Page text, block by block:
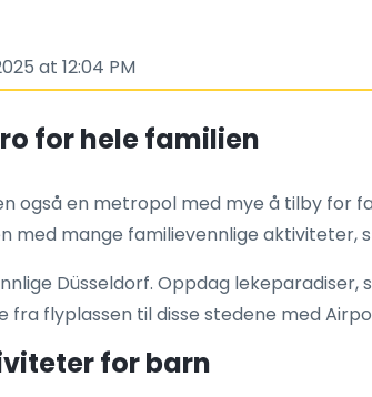
at 12:04 PM
for hele familien
også en metropol med mye å tilby for
mange familievennlige aktiviteter,
Düsseldorf. Oppdag
flyplassen til disse stedene med
for barn